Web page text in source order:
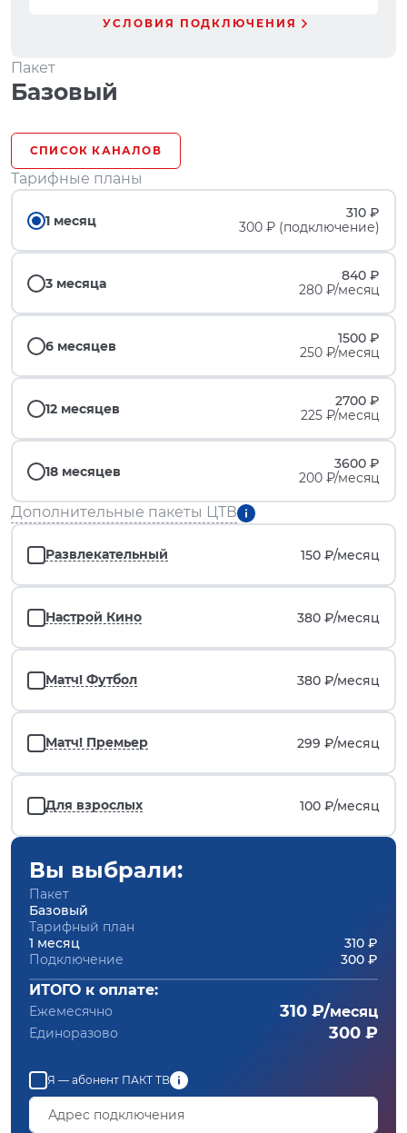
УСЛОВИЯ ПОДКЛЮЧЕНИЯ
Пакет
Базовый
СПИСОК КАНАЛОВ
Тарифные планы
1 месяц
310 ₽
300 ₽ (подключение)
3 месяца
840 ₽
280 ₽/месяц
6 месяцев
1500 ₽
250 ₽/месяц
12 месяцев
2700 ₽
225 ₽/месяц
18 месяцев
3600 ₽
200 ₽/месяц
Дополнительные пакеты ЦТВ
Развлекательный 150 ₽/месяц
Настрой Кино 380 ₽/месяц
Матч! Футбол 380 ₽/месяц
Матч! Премьер 299 ₽/месяц
Для взрослых 100 ₽/месяц
Вы выбрали:
Пакет
Базовый
Тарифный план
1 месяц
310 ₽
Подключение
300 ₽
ИТОГО к оплате:
Ежемесячно 310 ₽/месяц
Единоразово 300 ₽
Я — абонент ПАКТ ТВ